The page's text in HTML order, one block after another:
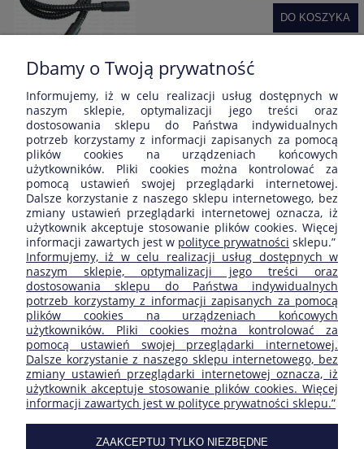
DO KOSZYKA
Opinie o produkcie (0)
Wyświetlane są wszystkie opinie (pozytywne i negatywne). Nie
weryfikujemy, czy pochodzą one od klientów, którzy kupili dany
produkt.
ZAKUPY
POMOC
MOJE KONTO
INFORMACJE
SKLEP FIRMY:
Dbamy o Twoją prywatność
Informujemy, iż w celu realizacji usług dostępnych w
naszym sklepie, optymalizacji jego treści oraz
dostosowania sklepu do Państwa indywidualnych
potrzeb korzystamy z informacji zapisanych za pomocą
plików cookies na urządzeniach końcowych
użytkowników. Pliki cookies można kontrolować za
pomocą ustawień swojej przeglądarki internetowej.
Dalsze korzystanie z naszego sklepu internetowego, bez
zmiany ustawień przeglądarki internetowej oznacza, iż
użytkownik akceptuje stosowanie plików cookies. Więcej
informacji zawartych jest w polityce prywatności sklepu.”
Informujemy, iż w celu realizacji usług dostępnych w
naszym sklepie, optymalizacji jego treści oraz
dostosowania sklepu do Państwa indywidualnych
potrzeb korzystamy z informacji zapisanych za pomocą
plików cookies na urządzeniach końcowych
użytkowników. Pliki cookies można kontrolować za
pomocą ustawień swojej przeglądarki internetowej.
Dalsze korzystanie z naszego sklepu internetowego, bez
zmiany ustawień przeglądarki internetowej oznacza, iż
użytkownik akceptuje stosowanie plików cookies. Więcej
informacji zawartych jest w polityce prywatności sklepu.”
ZAAKCEPTUJ TYLKO NIEZBĘDNE